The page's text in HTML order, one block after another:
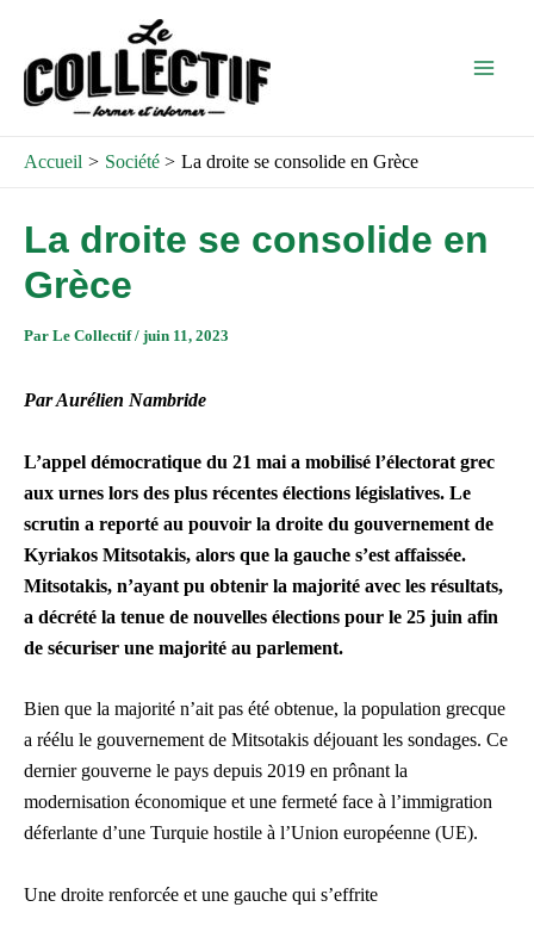
contenu
Accueil Société La droite se consolide en Grèce
La droite se consolide en
Grèce
Par Le Collectif/ juin 11, 2023
Par Aurélien Nambride
L’appel démocratique du 21 mai a mobilisé l’électorat grec
aux urnes lors des plus récentes élections législatives. Le
scrutin a reporté au pouvoir la droite du gouvernement de
Kyriakos Mitsotakis, alors que la gauche s’est affaissée.
Mitsotakis, n’ayant pu obtenir la majorité avec les résultats,
a décrété la tenue de nouvelles élections pour le 25 juin afin
de sécuriser une majorité au parlement.
Bien que la majorité n’ait pas été obtenue, la population grecque
a réélu le gouvernement de Mitsotakis déjouant les sondages. Ce
dernier gouverne le pays depuis 2019 en prônant la
modernisation économique et une fermeté face à l’immigration
déferlante d’une Turquie hostile à l’Union européenne (UE).
Une droite renforcée et une gauche qui s’effrite